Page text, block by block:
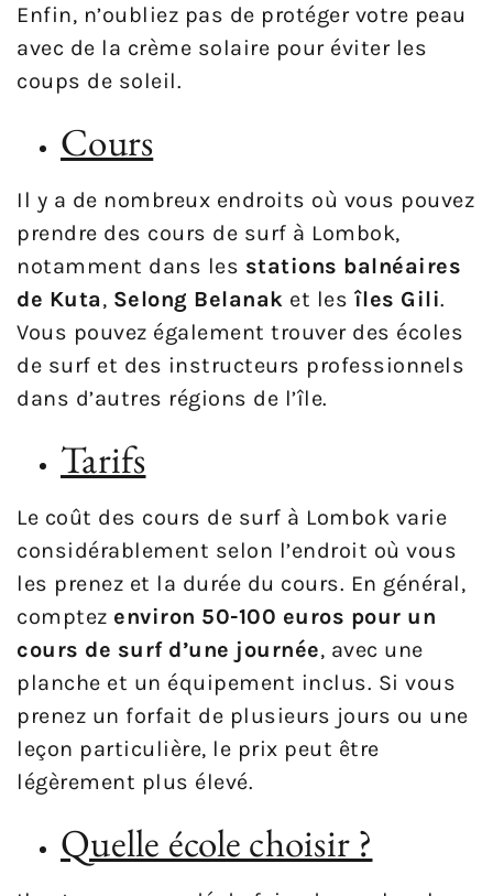
Enfin, n’oubliez pas de protéger votre peau
avec de la crème solaire pour éviter les
coups de soleil.
Cours
Il y a de nombreux endroits où vous pouvez
prendre des cours de surf à Lombok,
notamment dans les stations balnéaires
de Kuta, Selong Belanak et les îles Gili.
Vous pouvez également trouver des écoles
de surf et des instructeurs professionnels
dans d’autres régions de l’île.
Tarifs
Le coût des cours de surf à Lombok varie
considérablement selon l’endroit où vous
les prenez et la durée du cours. En général,
comptez environ 50-100 euros pour un
cours de surf d’une journée, avec une
planche et un équipement inclus. Si vous
prenez un forfait de plusieurs jours ou une
leçon particulière, le prix peut être
légèrement plus élevé.
Quelle école choisir ?